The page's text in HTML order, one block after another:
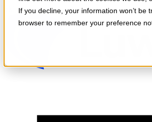
If you decline, your information won’t be
browser to remember your preference
Skip to content